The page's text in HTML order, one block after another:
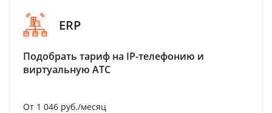
ERP
Подобрать тариф на IP-телефонию и
виртуальную АТС
От 1 046 руб./месяц